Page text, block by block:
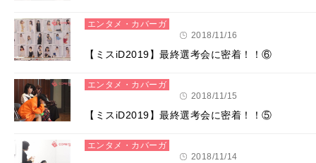
エンタメ・カバーガ
2018/11/16
【ミスiD2019】最終選考会に密着！！⑥
エンタメ・カバーガ
2018/11/15
【ミスiD2019】最終選考会に密着！！⑤
エンタメ・カバーガ
2018/11/14